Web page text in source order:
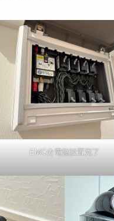
EMC分電盤設置完了